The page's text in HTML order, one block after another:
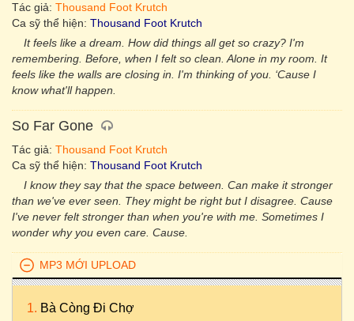
Tác giả: Thousand Foot Krutch
Ca sỹ thể hiện: Thousand Foot Krutch
It feels like a dream. How did things all get so crazy? I'm
remembering. Before, when I felt so clean. Alone in my room. It
feels like the walls are closing in. I'm thinking of you. ‘Cause I
know what'll happen.
So Far Gone
Tác giả: Thousand Foot Krutch
Ca sỹ thể hiện: Thousand Foot Krutch
I know they say that the space between. Can make it stronger
than we've ever seen. They might be right but I disagree. Cause
I've never felt stronger than when you're with me. Sometimes I
wonder why you even care. Cause.
MP3 MỚI UPLOAD
Bà Còng Đi Chợ